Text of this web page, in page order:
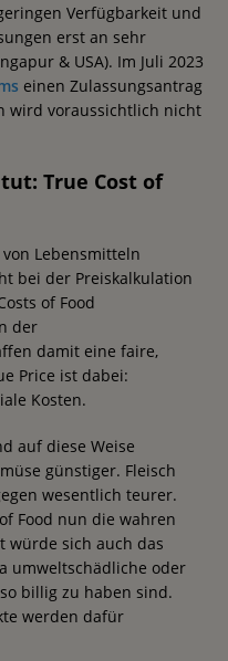
Verfügbarkeit und
erst an sehr
& USA). Im Juli 2023
einen Zulassungsantrag
wird voraussichtlich nicht
True Cost of
Lebensmitteln
bei der Preiskalkulation
of Food
der
damit eine faire,
Price ist dabei:
Kosten.
auf diese Weise
günstiger. Fleisch
wesentlich teurer.
Food nun die wahren
würde sich auch das
umweltschädliche oder
billig zu haben sind.
werden dafür